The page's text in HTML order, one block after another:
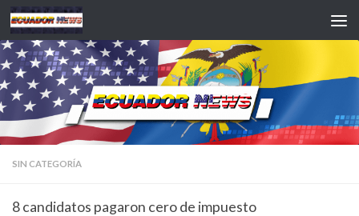
Saltar al contenido
SIN CATEGORÍA
8 candidatos pagaron cero de impuesto